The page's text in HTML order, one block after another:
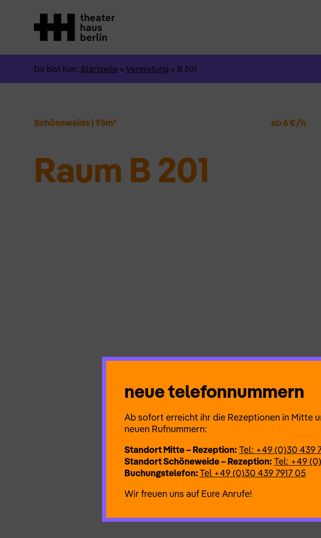
Du bist hier: Startseite »Vermietung » B 201
Schöneweide|95m² ab 6 €/h
Raum B 201
neue telefonnummern
Ab sofort erreicht ihr die Rezeptionen in Mitte
neuen Rufnummern:
Standort Mitte – Rezeption: Tel: +49 (0)30 439
Standort Schöneweide – Rezeption: Tel: +49
Buchungstelefon:Tel +49 (0)30 439 7917 05
Wir freuen uns auf Eure Anrufe!